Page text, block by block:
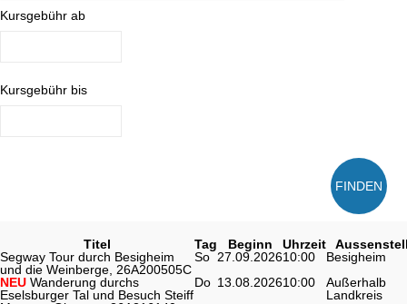
Kursgebühr ab
Kursgebühr bis
FINDEN
Titel Tag Beginn Uhrzeit
Segway Tour durch Besigheim
und die Weinberge, 26A200505C
So 27.09.202610:00
Besigheim
NEU Wanderung durchs
Eselsburger Tal und Besuch Steiff
Do 13.08.202610:00
Außerhalb
Landkreis